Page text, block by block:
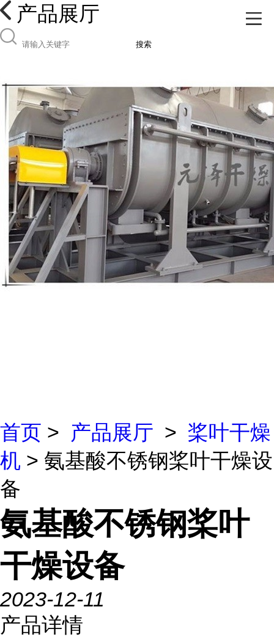
产品展厅
搜索
首页 > 产品展厅 > 桨叶干燥
机 > 氨基酸不锈钢桨叶干燥设
备
氨基酸不锈钢桨叶
干燥设备
2023-12-11
产品详情